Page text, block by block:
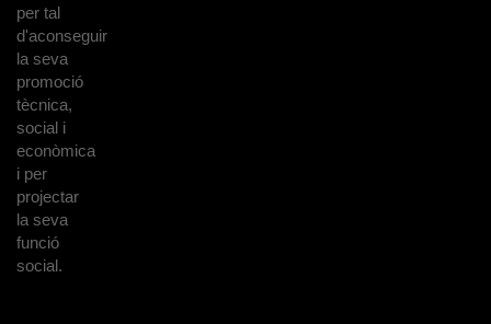
per tal
d'aconseguir
la seva
promoció
tècnica,
social i
econòmica
i per
projectar
la seva
funció
social.